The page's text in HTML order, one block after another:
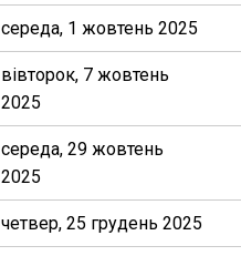
середа, 1 жовтень 2025
вівторок, 7 жовтень
2025
середа, 29 жовтень
2025
четвер, 25 грудень 2025